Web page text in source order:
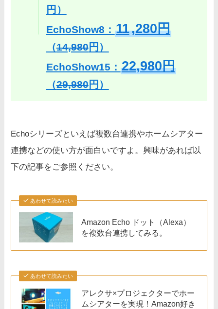
円）
EchoShow8： 11,280円
（14,980円）
EchoShow15： 22,980円
（29,980円）
Echoシリーズといえば複数台連携やホームシアター
連携などの使い方が面白いですよ。興味があれば以
下の記事をご参照ください。
あわせて読みたい
Amazon Echo ドット（Alexa）
を複数台連携してみる。
あわせて読みたい
アレクサ×プロジェクターでホー
ムシアターを実現！Amazon好き